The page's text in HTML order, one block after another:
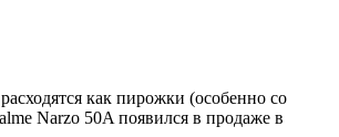
как пирожки (особенно со
Narzo 50A появился в продаже в